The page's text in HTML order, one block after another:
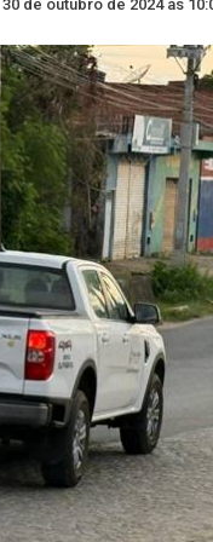
30 de outubro de 2024 às